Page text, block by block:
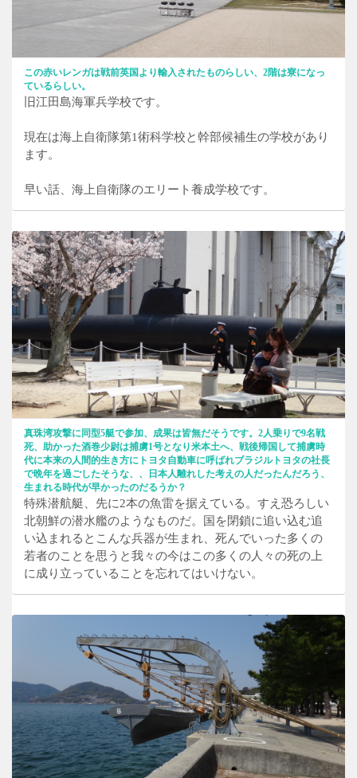
この赤いレンガは戦前英国より輸入されたものらしい、2階は寮になっ
ているらしい。
旧江田島海軍兵学校です。
現在は海上自衛隊第1術科学校と幹部候補生の学校があり
ます。
早い話、海上自衛隊のエリート養成学校です。
真珠湾攻撃に同型5艇で参加、成果は皆無だそうです。2人乗りで9名戦
死、助かった酒巻少尉は捕虜1号となり米本土へ、戦後帰国して捕虜時
代に本来の人間的生き方にトヨタ自動車に呼ばれブラジルトヨタの社長
で晩年を過ごしたそうな、、日本人離れした考えの人だったんだろう、
生まれる時代が早かったのだるうか？
特殊潜航艇、先に2本の魚雷を据えている。すえ恐ろしい
北朝鮮の潜水艦のようなものだ。国を閉鎖に追い込む追
い込まれるとこんな兵器が生まれ、死んでいった多くの
若者のことを思うと我々の今はこの多くの人々の死の上
に成り立っていることを忘れてはいけない。